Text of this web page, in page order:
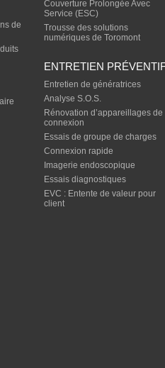
de
Couverture Prolongée Avec
Service (ESC)
Trousse des solutions
numériques de Toromont
ENTRETIEN
Entretien de génératrices
Analyse S.O.S.
Rénovation d’appareillages de
connexion
Essais de groupe de charges
Connexion rapide
Imagerie endoscopique
Essais diagnostiques
EVC : Entente de valeur pour
client